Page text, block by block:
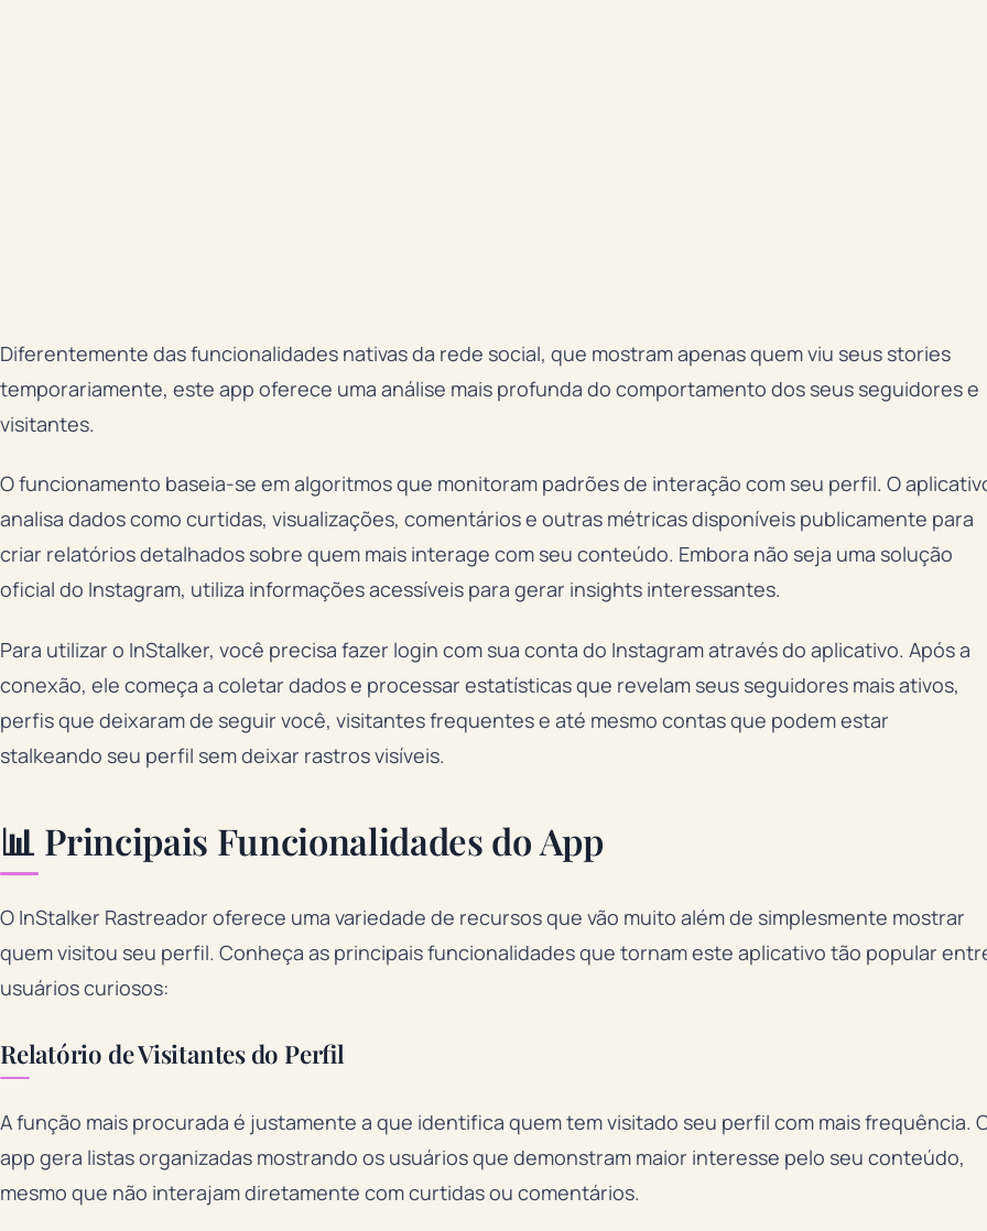
Diferentemente das funcionalidades nativas da rede social, que mostram apenas quem viu seus stories
temporariamente, este app oferece uma análise mais profunda do comportamento dos seus seguidores e
visitantes.
O funcionamento baseia-se em algoritmos que monitoram padrões de interação com seu perfil. O
analisa dados como curtidas, visualizações, comentários e outras métricas disponíveis publicamente para
criar relatórios detalhados sobre quem mais interage com seu conteúdo. Embora não seja uma solução
oficial do Instagram, utiliza informações acessíveis para gerar insights interessantes.
Para utilizar o InStalker, você precisa fazer login com sua conta do Instagram através do aplicativo. Após a
conexão, ele começa a coletar dados e processar estatísticas que revelam seus seguidores mais ativos,
perfis que deixaram de seguir você, visitantes frequentes e até mesmo contas que podem estar
stalkeando seu perfil sem deixar rastros visíveis.
📊 Principais Funcionalidades do App
O InStalker Rastreador oferece uma variedade de recursos que vão muito além de simplesmente mostrar
quem visitou seu perfil. Conheça as principais funcionalidades que tornam este aplicativo tão popular
usuários curiosos:
Relatório de Visitantes do Perfil
A função mais procurada é justamente a que identifica quem tem visitado seu perfil com mais frequência.
app gera listas organizadas mostrando os usuários que demonstram maior interesse pelo seu conteúdo,
mesmo que não interajam diretamente com curtidas ou comentários.